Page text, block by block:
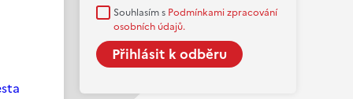
Souhlasím s Podmínkami zpracování
osobních údajů.